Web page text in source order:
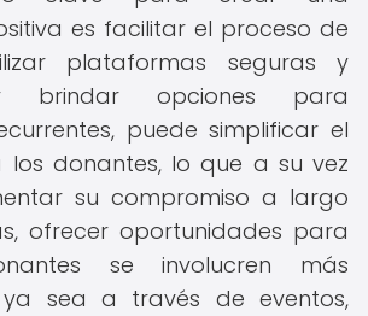
es facilitar el proceso de
plataformas seguras y
brindar opciones para
puede simplificar el
donantes, lo que a su vez
su compromiso a largo
ofrecer oportunidades para
se involucren más
ya sea a través de eventos,